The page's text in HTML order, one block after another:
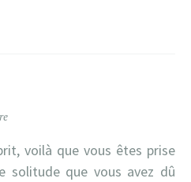
voilà que vous êtes prise
que vous avez dû